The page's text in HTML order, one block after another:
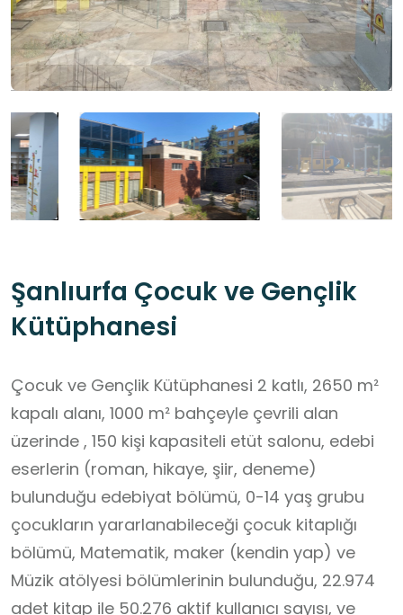
Şanlıurfa Çocuk ve Gençlik
Kütüphanesi
Çocuk ve Gençlik Kütüphanesi 2 katlı, 2650 m²
kapalı alanı, 1000 m² bahçeyle çevrili alan
üzerinde , 150 kişi kapasiteli etüt salonu, edebi
eserlerin (roman, hikaye, şiir, deneme)
bulunduğu edebiyat bölümü, 0-14 yaş grubu
çocukların yararlanabileceği çocuk kitaplığı
bölümü, Matematik, maker (kendin yap) ve
Müzik atölyesi bölümlerinin bulunduğu, 22.974
adet kitap ile 50.276 aktif kullanıcı sayısı, ve